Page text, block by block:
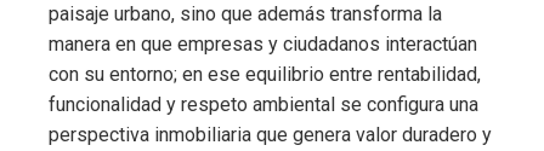
paisaje urbano, sino que además transforma la
manera en que empresas y ciudadanos interactúan
con su entorno; en ese equilibrio entre rentabilidad,
funcionalidad y respeto ambiental se configura una
perspectiva inmobiliaria que genera valor duradero y